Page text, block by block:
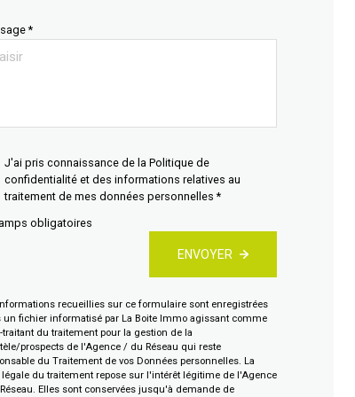
*
J'ai pris connaissance de la Politique de
confidentialité et des informations relatives au
traitement de mes données personnelles *
obligatoires
ENVOYER
recueillies sur ce formulaire sont enregistrées
un fichier informatisé par La Boite Immo agissant comme
traitant du traitement pour la gestion de la
prospects de l'Agence / du Réseau qui reste
du Traitement de vos Données personnelles. La
légale du traitement repose sur l'intérêt légitime de l'Agence
Elles sont conservées jusqu'à demande de